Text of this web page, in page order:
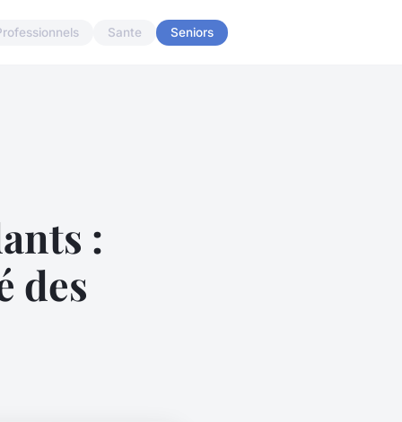
Sante Seniors
:
des